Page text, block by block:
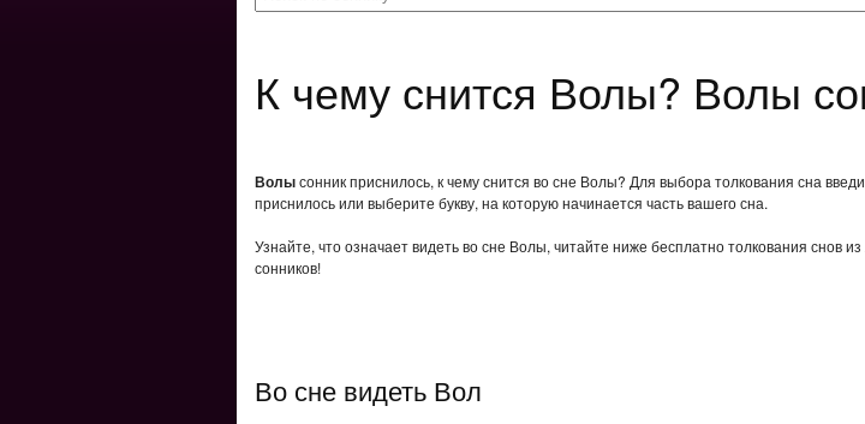
К чему снится Волы? Волы
Волысонник приснилось, к чему снится во сне Волы? Для выбора толкования сна
приснилось или выберите букву, на которую начинается часть вашего сна.
Узнайте, что означает видеть во сне Волы, читайте ниже бесплатно толкования снов
сонников!
Во сне видеть Вол